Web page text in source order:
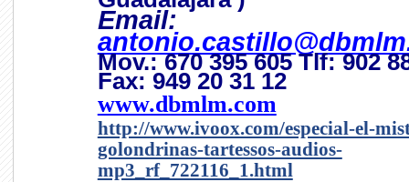
Email:
Mov.: 670 395 605 Tlf: 902
Fax: 949 20 31 12
www.dbmlm.com
http://www.ivoox.com/especial-el-
golondrinas-tartessos-audios-
mp3_rf_722116_1.html